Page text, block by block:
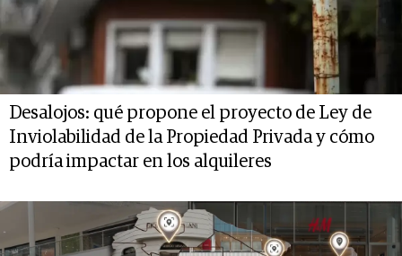
Desalojos: qué propone el proyecto de Ley de
Inviolabilidad de la Propiedad Privada y cómo
podría impactar en los alquileres